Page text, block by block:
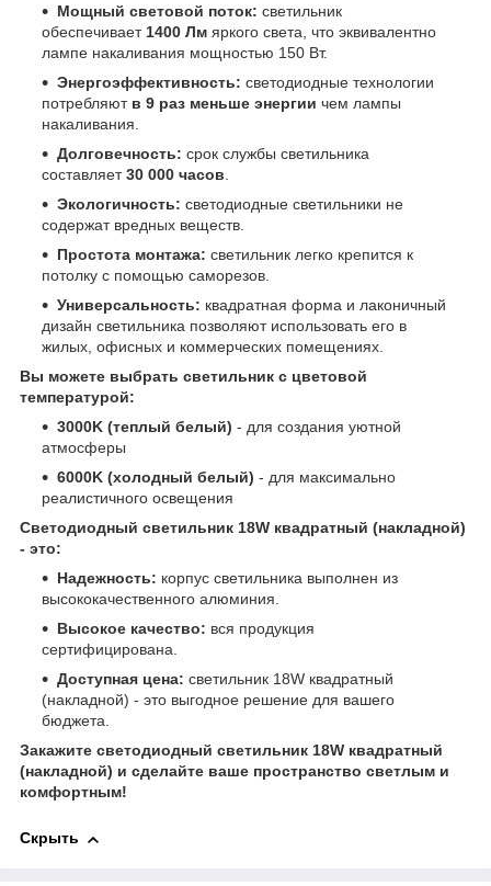
Мощный световой поток: светильник
обеспечивает1400 Лм яркого света, что эквивалентно
лампе накаливания мощностью 150 Вт.
Энергоэффективность: светодиодные технологии
потребляют в 9 раз меньше энергии чем лампы
накаливания.
Долговечность: срок службы светильника
составляет30 000 часов.
Экологичность: светодиодные светильники не
содержат вредных веществ.
Простота монтажа: светильник легко крепится к
потолку с помощью саморезов.
Универсальность: квадратная форма и лаконичный
дизайн светильника позволяют использовать его в
жилых, офисных и коммерческих помещениях.
Вы можете выбрать светильник с цветовой
температурой:
3000K (теплый белый) - для создания уютной
атмосферы
6000K (холодный белый) - для максимально
реалистичного освещения
Светодиодный светильник 18W квадратный (накладной)
- это:
Надежность: корпус светильника выполнен из
высококачественного алюминия.
Высокое качество: вся продукция
сертифицирована.
Доступная цена: светильник 18W квадратный
(накладной) - это выгодное решение для вашего
бюджета.
Закажите светодиодный светильник 18W квадратный
(накладной) и сделайте ваше пространство светлым и
комфортным!
Скрыть